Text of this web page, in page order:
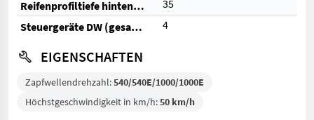
Reifenprofiltiefe hinten (%)
35
Steuergeräte DW (gesamt)
4
EIGENSCHAFTEN
Zapfwellendrehzahl:540/540E/1000/1000E
Höchstgeschwindigkeit in km/h:50 km/h